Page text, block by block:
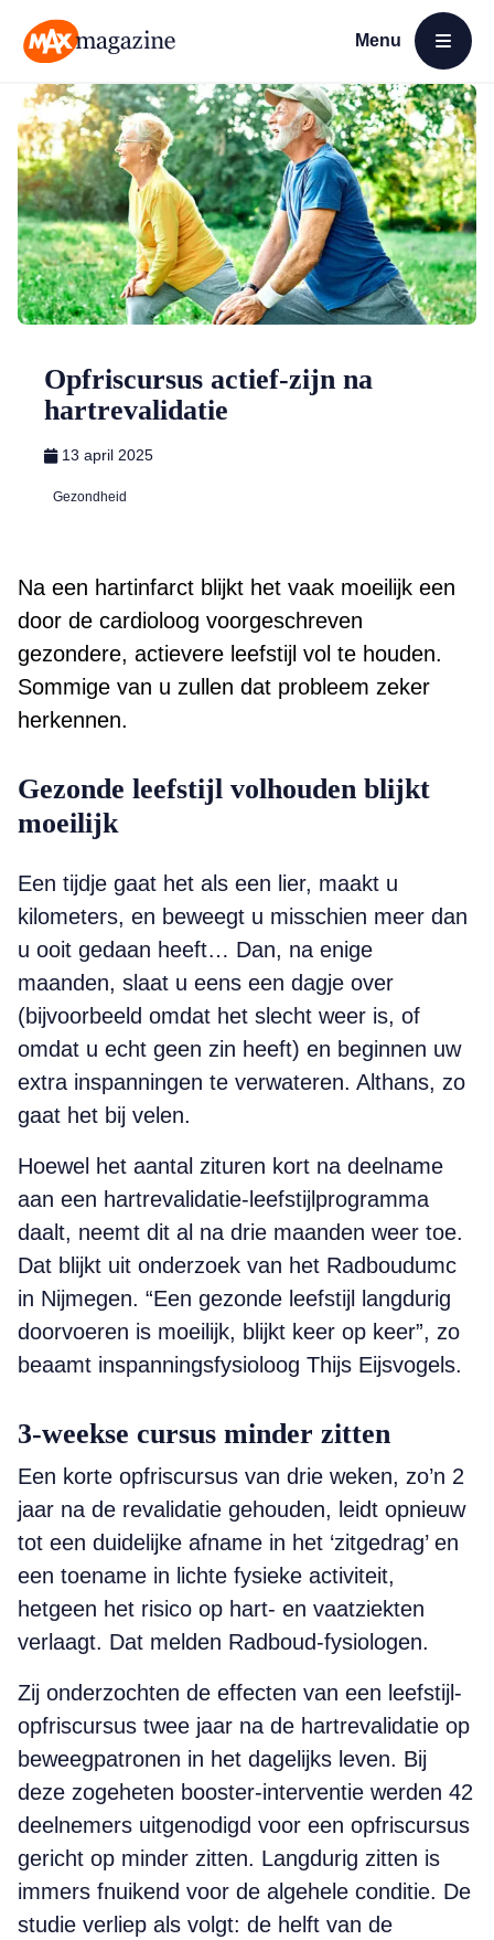
Menu
Open menu
Opfriscursus actief-zijn na
hartrevalidatie
13 april 2025
Gezondheid
Na een hartinfarct blijkt het vaak moeilijk een
door de cardioloog voorgeschreven
gezondere, actievere leefstijl vol te houden.
Sommige van u zullen dat probleem zeker
herkennen.
Gezonde leefstijl volhouden blijkt
moeilijk
Een tijdje gaat het als een lier, maakt u
kilometers, en beweegt u misschien meer dan
u ooit gedaan heeft… Dan, na enige
maanden, slaat u eens een dagje over
(bijvoorbeeld omdat het slecht weer is, of
omdat u echt geen zin heeft) en beginnen uw
extra inspanningen te verwateren. Althans, zo
gaat het bij velen.
Hoewel het aantal zituren kort na deelname
aan een hartrevalidatie-leefstijlprogramma
daalt, neemt dit al na drie maanden weer toe.
Dat blijkt uit onderzoek van het Radboudumc
in Nijmegen. “Een gezonde leefstijl langdurig
doorvoeren is moeilijk, blijkt keer op keer”, zo
beaamt inspanningsfysioloog Thijs Eijsvogels.
3-weekse cursus minder zitten
Een korte opfriscursus van drie weken, zo’n 2
jaar na de revalidatie gehouden, leidt opnieuw
tot een duidelijke afname in het ‘zitgedrag’ en
een toename in lichte fysieke activiteit,
hetgeen het risico op hart- en vaatziekten
verlaagt. Dat melden Radboud-fysiologen.
Zij onderzochten de effecten van een leefstijl-
opfriscursus twee jaar na de hartrevalidatie op
beweegpatronen in het dagelijks leven. Bij
deze zogeheten booster-interventie werden 42
deelnemers uitgenodigd voor een opfriscursus
gericht op minder zitten. Langdurig zitten is
immers fnuikend voor de algehele conditie. De
studie verliep als volgt: de helft van de